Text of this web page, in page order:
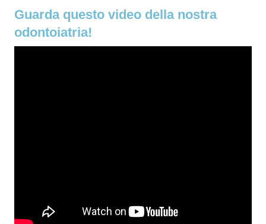
Guarda questo video della nostra
odontoiatria!